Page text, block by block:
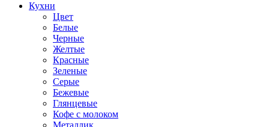
Кухни
Цвет
Белые
Черные
Желтые
Красные
Зеленые
Серые
Бежевые
Глянцевые
Кофе с молоком
Металлик